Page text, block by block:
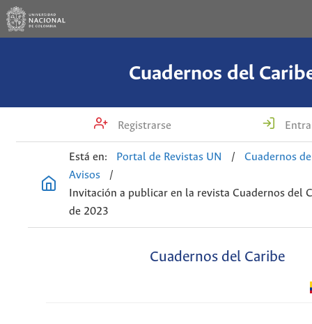
Cuadernos del
Registrarse
Está en: Portal de Revistas UN /
Cuadernos
Avisos
/
Invitación a publicar en la revista Cuadernos del
de 2023
Cuadernos del Caribe